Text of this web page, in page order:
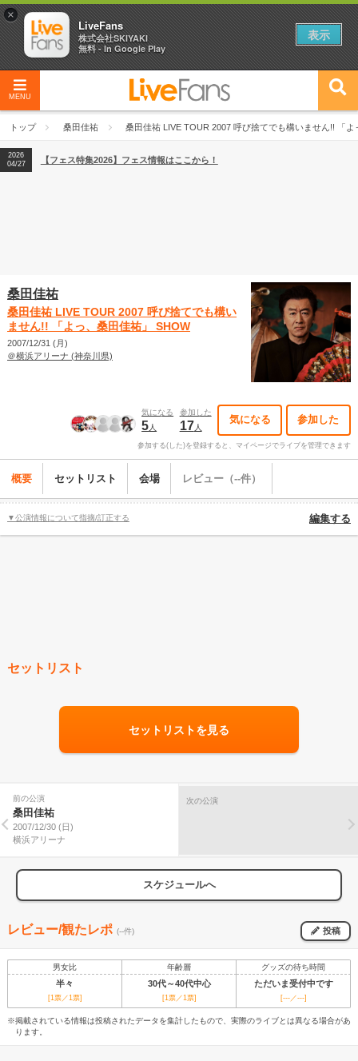
MENU
トップ 桑田佳祐 桑田佳祐 LIVE TOUR 2007 呼び捨てでも構いません!! 「
2026
04/27
2026
【ライブ動員ランキング】2026年上半期編発表！
2026
04/27
【フェス特集2026】フェス情報はここから！
桑田佳祐
桑田佳祐 LIVE TOUR 2007 呼び捨てでも構い
ません!! 「よっ、桑田佳祐」 SHOW
2007/12/31 (月)
＠横浜アリーナ (神奈川県)
気になる
5人
参加した
17 人
気になる 参加した
参加する(した)を登録すると、マイページでライブを管理できます
概要 セットリスト 会場 レビュー（--件）
▼公演情報について指摘/訂正する 編集する
セットリスト
セットリストを見る
前の公演
桑田佳祐
2007/12/30 (日)
横浜アリーナ
次の公演
スケジュールへ
レビュー/観たレポ (--件) 投稿
男女比 年齢層 グッズの待ち時間
半々 30代～40代中心 ただいま受付中です
[1票／1票] [1票／1票] [---／---]
※掲載されている情報は投稿されたデータを集計したもので、実際のライブとは異なる場合があ
ります。
×
LiveFans
株式会社SKIYAKI
無料 - In Google Play
表示